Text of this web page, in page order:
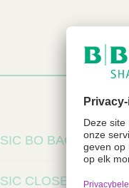
BO BAG 2 L
CLOSED BAG